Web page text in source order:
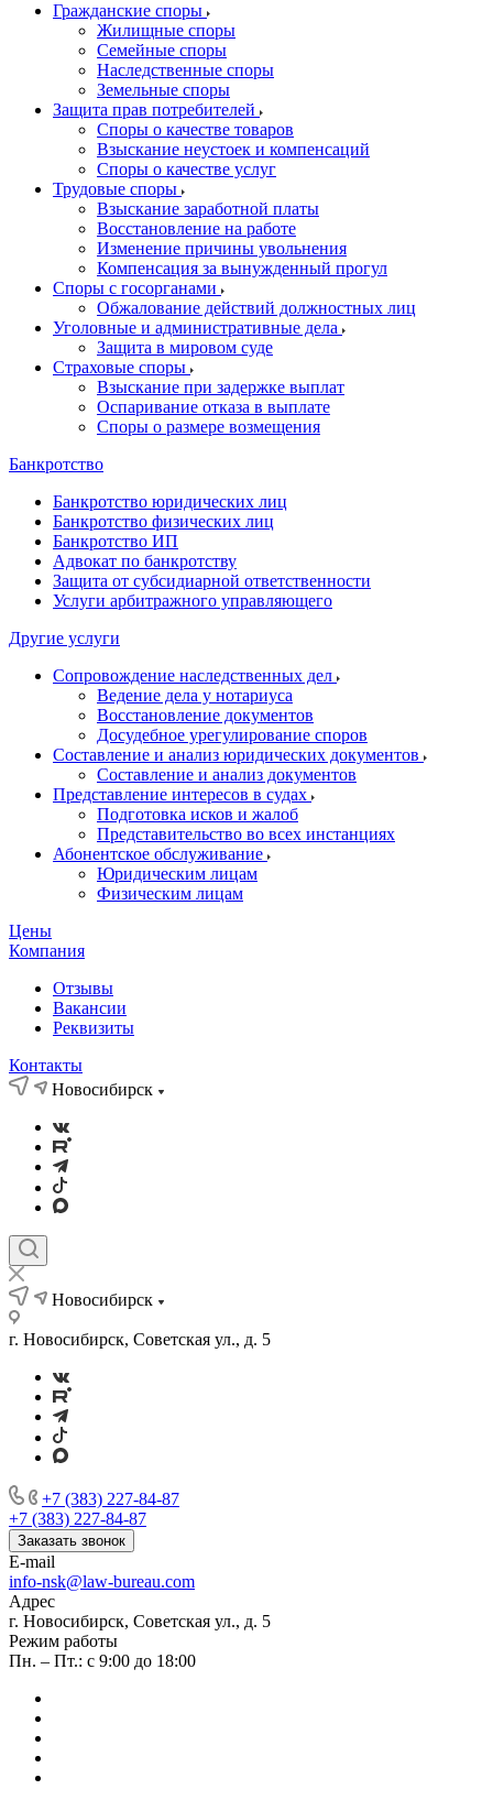
Гражданские споры
Жилищные споры
Семейные споры
Наследственные споры
Земельные споры
Защита прав потребителей
Споры о качестве товаров
Взыскание неустоек и компенсаций
Споры о качестве услуг
Трудовые споры
Взыскание заработной платы
Восстановление на работе
Изменение причины увольнения
Компенсация за вынужденный прогул
Споры с госорганами
Обжалование действий должностных лиц
Уголовные и административные дела
Защита в мировом суде
Страховые споры
Взыскание при задержке выплат
Оспаривание отказа в выплате
Споры о размере возмещения
Банкротство
Банкротство юридических лиц
Банкротство физических лиц
Банкротство ИП
Адвокат по банкротству
Защита от субсидиарной ответственности
Услуги арбитражного управляющего
Другие услуги
Сопровождение наследственных дел
Ведение дела у нотариуса
Восстановление документов
Досудебное урегулирование споров
Составление и анализ юридических документов
Составление и анализ документов
Представление интересов в судах
Подготовка исков и жалоб
Представительство во всех инстанциях
Абонентское обслуживание
Юридическим лицам
Физическим лицам
Цены
Компания
Отзывы
Вакансии
Реквизиты
Контакты
Новосибирск
Новосибирск
г. Новосибирск, Советская ул., д. 5
+7 (383) 227-84-87
+7 (383) 227-84-87
Заказать звонок
E-mail
info-nsk@law-bureau.com
Адрес
г. Новосибирск, Советская ул., д. 5
Режим работы
Пн. – Пт.: с 9:00 до 18:00